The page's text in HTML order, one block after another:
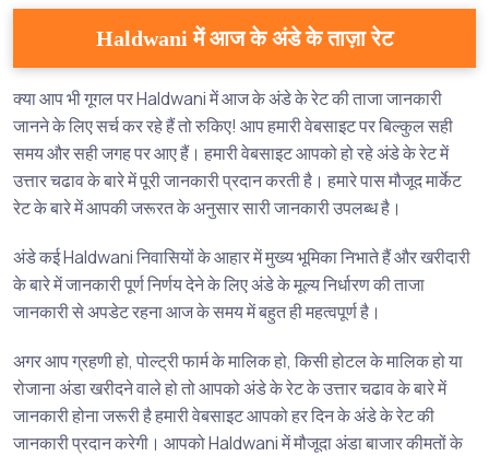
Haldwani में आज के अंडे के ताज़ा रेट
क्या आप भी गूगल पर Haldwani में आज के अंडे के रेट की ताजा जानकारी
जानने के लिए सर्च कर रहे हैं तो रुकिए! आप हमारी वेबसाइट पर बिल्कुल सही
समय और सही जगह पर आए हैं। हमारी वेबसाइट आपको हो रहे अंडे के रेट में
उत्तार चढाव के बारे में पूरी जानकारी प्रदान करती है। हमारे पास मौजूद मार्केट
रेट के बारे में आपकी जरूरत के अनुसार सारी जानकारी उपलब्ध है।
अंडे कई Haldwani निवासियों के आहार में मुख्य भूमिका निभाते हैं और खरीदारी
के बारे में जानकारी पूर्ण निर्णय देने के लिए अंडे के मूल्य निर्धारण की ताजा
जानकारी से अपडेट रहना आज के समय में बहुत ही महत्वपूर्ण है।
अगर आप ग्रहणी हो, पोल्ट्री फार्म के मालिक हो, किसी होटल के मालिक हो या
रोजाना अंडा खरीदने वाले हो तो आपको अंडे के रेट के उत्तार चढाव के बारे में
जानकारी होना जरूरी है हमारी वेबसाइट आपको हर दिन के अंडे के रेट की
जानकारी प्रदान करेगी। आपको Haldwani में मौजूदा अंडा बाजार कीमतों के